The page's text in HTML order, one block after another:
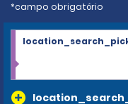
*campo obrigatório